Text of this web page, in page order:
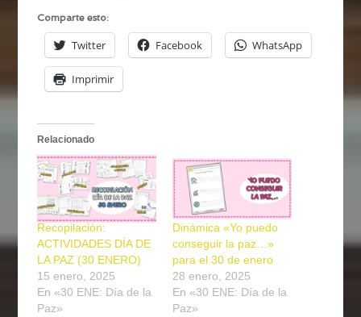
Comparte esto:
Twitter Facebook WhatsApp
Imprimir
Relacionado
Recopilación:
ACTIVIDADES DÍA DE
LA PAZ (30 ENERO)
15 enero, 2025
En «30 ENE: Día de la
Paz»
Dinámica «Yo puedo
conseguir la paz…»
para el 30 de enero
28 enero, 2025
En «30 ENE: Día de la
Paz»